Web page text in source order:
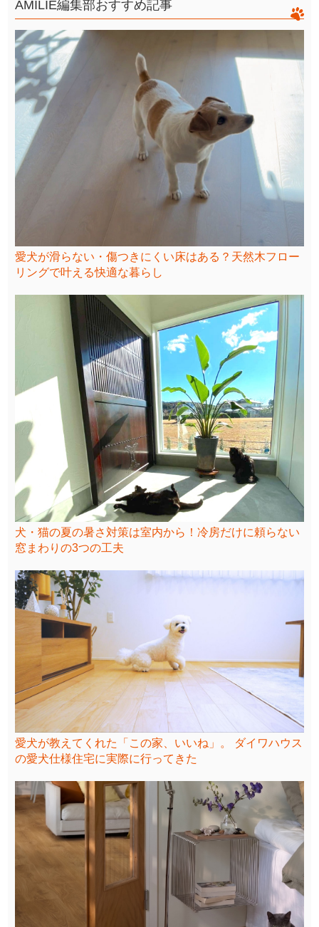
AMILIE編集部おすすめ記事
愛犬が滑らない・傷つきにくい床はある？天然木フロー
リングで叶える快適な暮らし
犬・猫の夏の暑さ対策は室内から！冷房だけに頼らない
窓まわりの3つの工夫
愛犬が教えてくれた「この家、いいね」。 ダイワハウス
の愛犬仕様住宅に実際に行ってきた